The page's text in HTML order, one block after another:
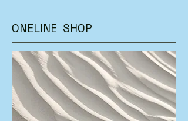
ONELINE SHOP